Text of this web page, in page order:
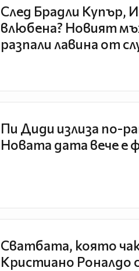
След Брадли Купър,
влюбена? Новият
разпали лавина от
Пи Диди излиза по-
Новата дата вече е
Сватбата, която
Кристиано Роналдо